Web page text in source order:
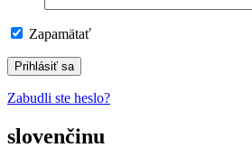
Zapamätať
Zabudli ste heslo?
slovenčinu